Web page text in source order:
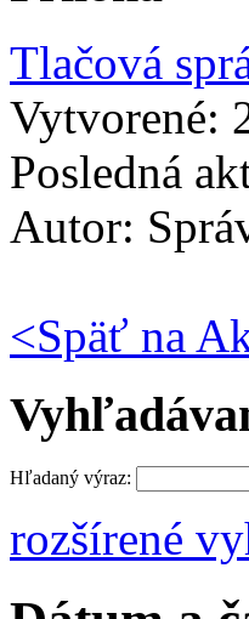
Tlačová
Vytvorené:
Posledná
Autor:
<Späť na
Hľadaný výraz:
rozšírené